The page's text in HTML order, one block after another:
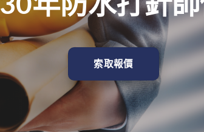
索取報價